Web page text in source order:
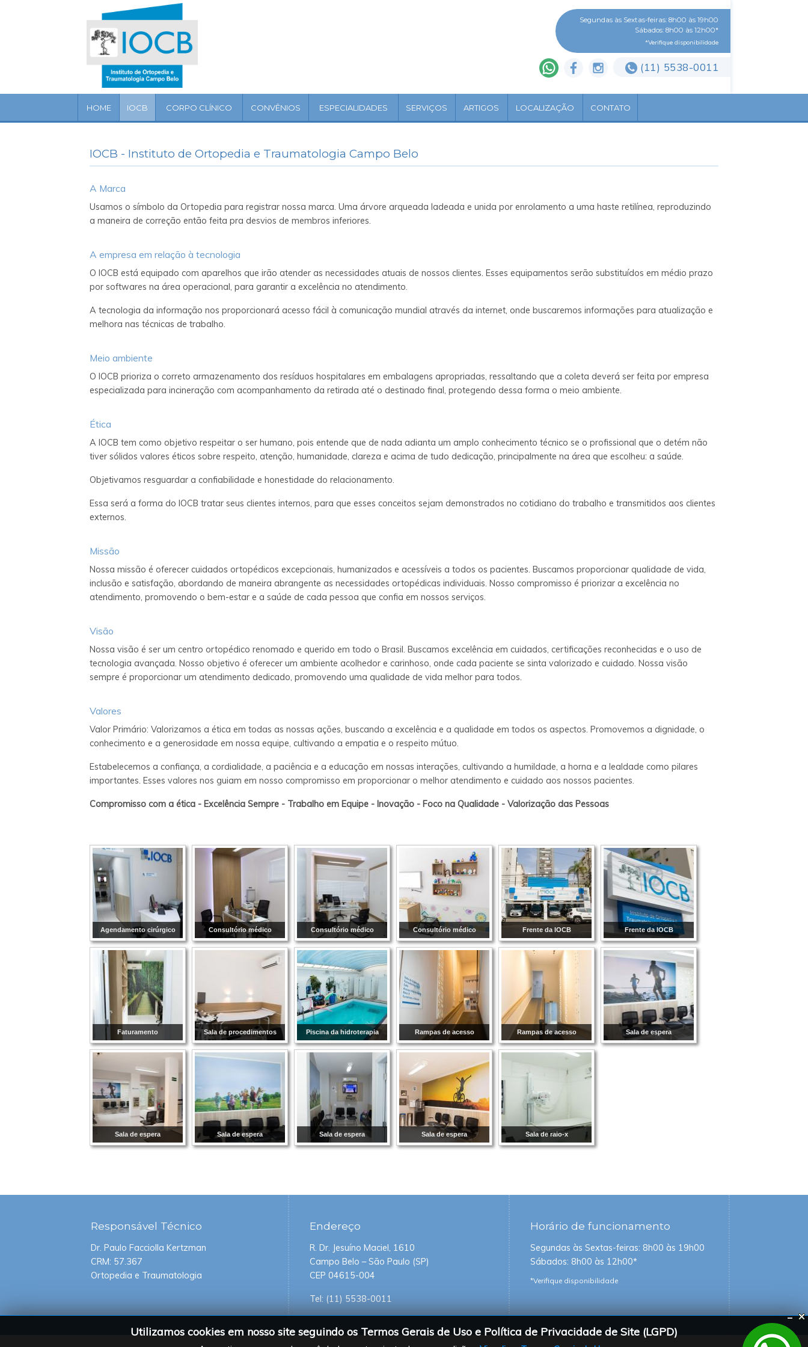
Convênios
Segundas às Sextas-feiras: 8h00 às 19h00
Sábados: 8h00 às 12h00*
*Verifique disponibilidade
(11) 5538-0011
HOME IOCB CORPO CLÍNICO CONVÊNIOS ESPECIALIDADES SERVIÇOS ARTIGOS LOCALIZAÇÃO CONTATO
IOCB - Instituto de Ortopedia e Traumatologia Campo Belo
A Marca
Usamos o símbolo da Ortopedia para registrar nossa marca. Uma árvore arqueada ladeada e unida por enrolamento a uma haste retilínea, reproduzindo
a maneira de correção então feita pra desvios de membros inferiores.
A empresa em relação à tecnologia
O IOCB está equipado com aparelhos que irão atender as necessidades atuais de nossos clientes. Esses equipamentos serão substituídos em médio prazo
por softwares na área operacional, para garantir a excelência no atendimento.
A tecnologia da informação nos proporcionará acesso fácil à comunicação mundial através da internet, onde buscaremos informações para atualização e
melhora nas técnicas de trabalho.
Meio ambiente
O IOCB prioriza o correto armazenamento dos resíduos hospitalares em embalagens apropriadas, ressaltando que a coleta deverá ser feita por empresa
especializada para incineração com acompanhamento da retirada até o destinado final, protegendo dessa forma o meio ambiente.
Ética
A IOCB tem como objetivo respeitar o ser humano, pois entende que de nada adianta um amplo conhecimento técnico se o profissional que o detém não
tiver sólidos valores éticos sobre respeito, atenção, humanidade, clareza e acima de tudo dedicação, principalmente na área que escolheu: a saúde.
Objetivamos resguardar a confiabilidade e honestidade do relacionamento.
Essa será a forma do IOCB tratar seus clientes internos, para que esses conceitos sejam demonstrados no cotidiano do trabalho e transmitidos aos clientes
externos.
Missão
Nossa missão é oferecer cuidados ortopédicos excepcionais, humanizados e acessíveis a todos os pacientes. Buscamos proporcionar qualidade de vida,
inclusão e satisfação, abordando de maneira abrangente as necessidades ortopédicas individuais. Nosso compromisso é priorizar a excelência no
atendimento, promovendo o bem-estar e a saúde de cada pessoa que confia em nossos serviços.
Visão
Nossa visão é ser um centro ortopédico renomado e querido em todo o Brasil. Buscamos excelência em cuidados, certificações reconhecidas e o uso de
tecnologia avançada. Nosso objetivo é oferecer um ambiente acolhedor e carinhoso, onde cada paciente se sinta valorizado e cuidado. Nossa visão
sempre é proporcionar um atendimento dedicado, promovendo uma qualidade de vida melhor para todos.
Valores
Valor Primário: Valorizamos a ética em todas as nossas ações, buscando a excelência e a qualidade em todos os aspectos. Promovemos a dignidade, o
conhecimento e a generosidade em nossa equipe, cultivando a empatia e o respeito mútuo.
Estabelecemos a confiança, a cordialidade, a paciência e a educação em nossas interações, cultivando a humildade, a horna e a lealdade como pilares
importantes. Esses valores nos guiam em nosso compromisso em proporcionar o melhor atendimento e cuidado aos nossos pacientes.
Compromisso com a ética - Excelência Sempre - Trabalho em Equipe - Inovação - Foco na Qualidade - Valorização das Pessoas
Agendamento cirúrgico Consultório médico Consultório médico Consultório médico Frente da IOCB Frente da IOCB
Faturamento Sala de procedimentos Piscina da hidroterapia Rampas de acesso Rampas de acesso Sala de espera
Sala de espera Sala de espera Sala de espera Sala de espera Sala de raio-x
Responsável Técnico
Dr. Paulo Facciolla Kertzman
CRM: 57.367
Ortopedia e Traumatologia
Endereço
R. Dr. Jesuíno Maciel, 1610
Campo Belo – São Paulo (SP)
CEP 04615-004
Tel: (11) 5538-0011
Horário de funcionamento
Segundas às Sextas-feiras: 8h00 às 19h00
Sábados: 8h00 às 12h00*
*Verifique disponibilidade
Utilizamos cookies em nosso site seguindo os Termos Gerais de Uso e Política de Privacidade de Site (LGPD)